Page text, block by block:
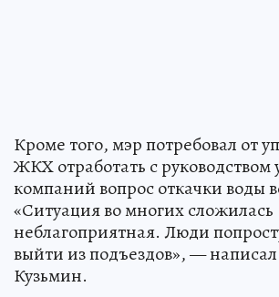
Кроме того, мэр потребовал от
ЖКХ отработать с
компаний вопрос откачки воды
«Ситуация во многих сложилась
неблагоприятная. Люди
выйти из подъездов», —
Кузьмин.